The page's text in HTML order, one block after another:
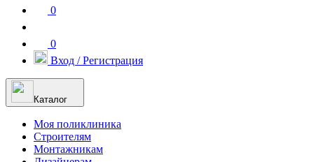
0
0
Вход / Регистрация
Каталог
Моя поликлиника
Строителям
Монтажникам